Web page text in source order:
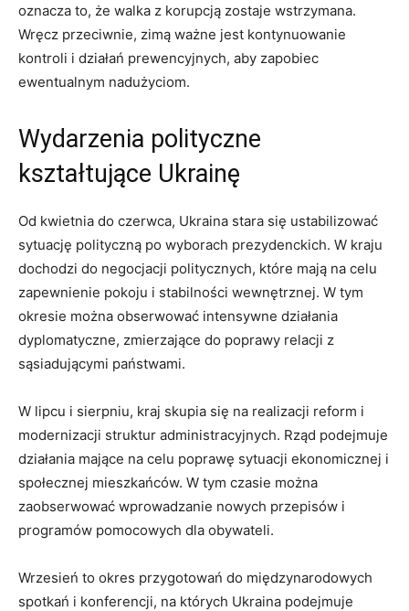
oznacza to, że walka z korupcją zostaje wstrzymana.
Wręcz przeciwnie, zimą⁢ ważne jest kontynuowanie
kontroli i działań prewencyjnych, aby zapobiec
ewentualnym nadużyciom.
Wydarzenia polityczne
kształtujące Ukrainę
Od kwietnia do czerwca, ⁣Ukraina stara się ustabilizować
sytuację polityczną po ⁢wyborach prezydenckich.⁤ W kraju
dochodzi do negocjacji politycznych, ⁣które mają na celu
zapewnienie pokoju i stabilności wewnętrznej.​ W tym
okresie można obserwować intensywne działania
dyplomatyczne, zmierzające do poprawy relacji z
sąsiadującymi państwami.
W lipcu​ i sierpniu, kraj ⁢skupia się na⁤ realizacji⁤ reform i
modernizacji struktur administracyjnych. Rząd podejmuje
działania mające na celu poprawę ​sytuacji ekonomicznej i
społecznej mieszkańców. W tym czasie można
zaobserwować wprowadzanie nowych przepisów i
programów pomocowych dla obywateli.
Wrzesień to okres przygotowań do międzynarodowych
spotkań i konferencji,‍ na których Ukraina podejmuje